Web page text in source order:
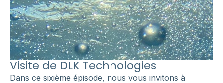
Visite de DLK Technologies
Dans ce sixième épisode, nous vous invitons à